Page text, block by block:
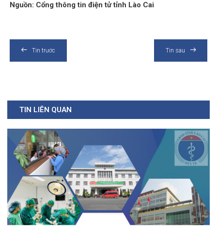
Nguồn: Cổng thông tin điện tử tỉnh Lào Cai
Tin trước Tin sau
TIN LIÊN QUAN